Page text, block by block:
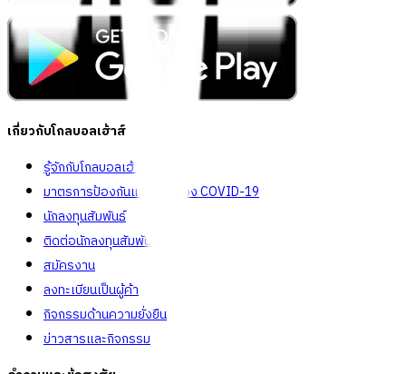
เกี่ยวกับโกลบอลเฮ้าส์
รู้จักกับโกลบอลเฮ้าส์
มาตรการป้องกันและคัดกรอง COVID-19
นักลงทุนสัมพันธ์
ติดต่อนักลงทุนสัมพันธ์
สมัครงาน
ลงทะเบียนเป็นผู้ค้า
กิจกรรมด้านความยั่งยืน
ข่าวสารและกิจกรรม